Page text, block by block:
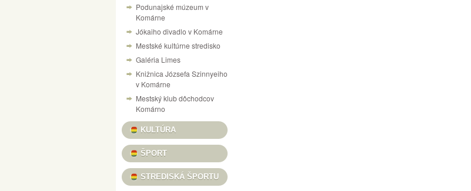
NÁVŠTEVNÝ PORIADOK PEVNOSTI V KOMÁRNE
VÝSTAVA „125 ROKOV VÝROBY LODÍ V KOMÁRNE“ – „A KOMÁROMI HAJÓGYÁRTÁS 125 ÉVE”
VILLA CAMARUM / ZICHY-PONT
PONUKA KULTÚRNYCH PROGRAMOV / KULTURÁLIS PROGRAMAJÁNLÓ – TÝŽDENNÝ / HETI
DOM MATICE SLOVENSKEJ / SLOVENSKÍ REBELI / DRAMAŤÁK / DIVADLO KOMORA
VÝSTAVA ŽELEZNIČNÝCH MODELOV
INFORMAČNÝ PORTÁL PEVNOSTNÉHO SYSTÉMU KOMÁRNA WWW.PEVNOST-KOMARNO.SK
HANGULATOK FOTOVÝSTAVA FERENCZI ÉVI A PREZMECZKY PÉTER
Podunajské múzeum v
Komárne
Jókaiho divadlo v Komárne
Mestské kultúrne stredisko
Galéria Limes
Knižnica Józsefa Szinnyeiho
v Komárne
Mestský klub dôchodcov
Komárno
KULTÚRA
ŠPORT
STREDISKÁ ŠPORTU